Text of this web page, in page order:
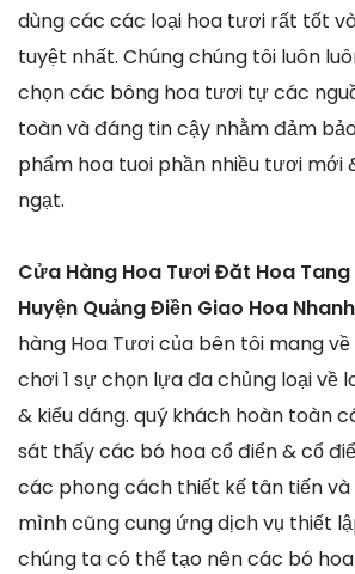
dùng các các loại hoa tươi rất tốt
tuyệt nhất. Chúng chúng tôi luôn
chọn các bông hoa tươi tự các
toàn và đáng tin cậy nhằm đảm
phẩm hoa tuoi phần nhiều tươi mới
ngạt.
Cửa Hàng Hoa Tươi Đăt Hoa Tang
Huyện Quảng Điền Giao Hoa
hàng Hoa Tươi của bên tôi mang
chơi 1 sự chọn lựa đa chủng loại về
& kiểu dáng. quý khách hoàn toàn
sát thấy các bó hoa cổ điển & cổ
các phong cách thiết kế tân tiến và
mình cũng cung ứng dịch vụ thiết
chúng ta có thể tạo nên các bó